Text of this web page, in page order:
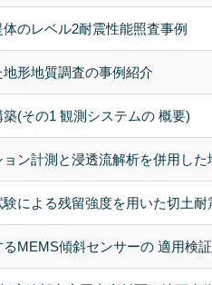
のレベル2耐震性能照査事例
形地質調査の事例紹介
(その1 観測システムの 概要)
ン計測と浸透流解析を併用し
による残留強度を用いた切土耐
MEMS傾斜センサーの 適用検証